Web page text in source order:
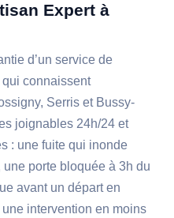
Expert à
d’un service de
connaissent
Serris et Bussy-
joignables 24h/24 et
: une fuite qui inonde
porte bloquée à 3h du
avant un départ en
intervention en moins